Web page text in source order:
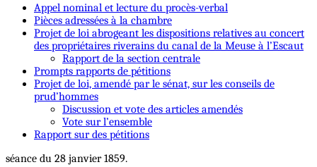
Appel nominal et lecture du procès-verbal
Pièces adressées à la chambre
Projet de loi abrogeant les dispositions relatives au concert
des propriétaires riverains du canal de la Meuse à l’Escaut
Rapport de la section centrale
Prompts rapports de pétitions
Projet de loi, amendé par le sénat, sur les conseils de
prud’hommes
Discussion et vote des articles amendés
Vote sur l’ensemble
Rapport sur des pétitions
séance du 28 janvier 1859.